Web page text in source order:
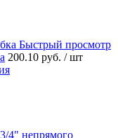
Быстрый просмотр
200.10 руб. / шт